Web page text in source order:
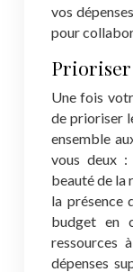
vos
pour
Prioriser
Une fois
de prioriser
ensemble
vous deux
beauté de la
la présence
budget en
ressources
dépenses